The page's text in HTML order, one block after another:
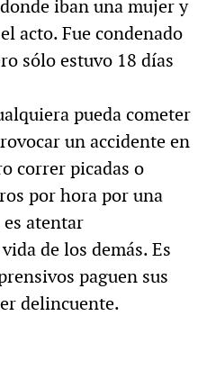
iban una mujer y
acto. Fue condenado
sólo estuvo 18 días
pueda cometer
un accidente en
correr picadas o
por hora por una
atentar
de los demás. Es
paguen sus
delincuente.